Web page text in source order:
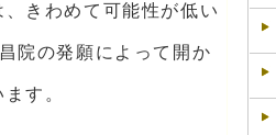
きわめて可能性が低い
院の発願によって開か
す。